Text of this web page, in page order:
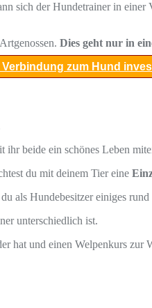
sich der Hundetrainer in
Dies geht nur in
zum Hund
beide ein schönes Leben
du mit deinem Tier eine
als Hundebesitzer einiges
unterschiedlich ist.
hat und einen Welpenkurs zur